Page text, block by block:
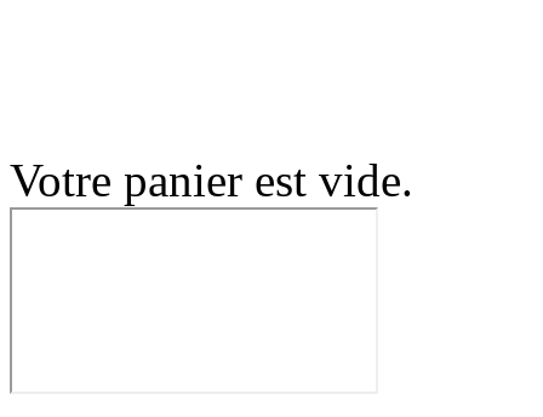
Votre panier est vide.